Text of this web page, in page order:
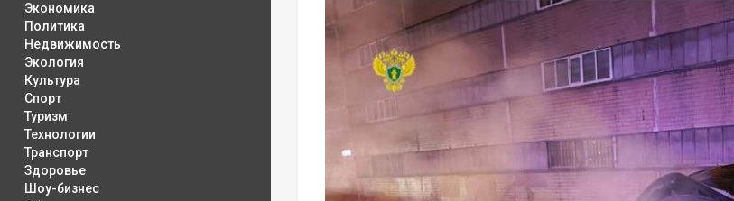
Экономика
Политика
Недвижимость
Экология
Культура
Спорт
Туризм
Технологии
Транспорт
Здоровье
Шоу-бизнес